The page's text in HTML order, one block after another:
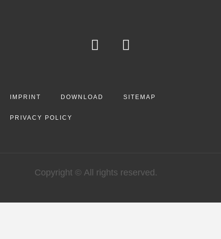
IMPRINT DOWNLOAD SITEMAP
PRIVACY POLICY
Copyright © All rights reserved.